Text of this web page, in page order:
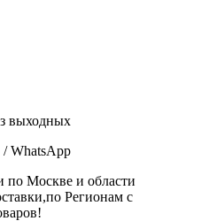
выходных
WhatsApp
по Москве и области
Регионам с